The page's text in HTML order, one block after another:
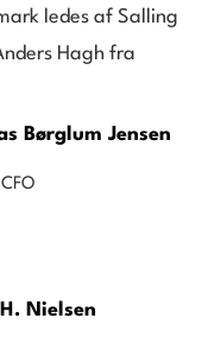
ledes af Salling
Hagh fra
Børglum Jensen
Nielsen